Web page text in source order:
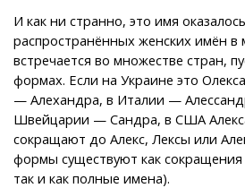
И как ни странно, это имя
распространённых женских имён в
встречается во множестве стран,
формах. Если на Украине это
— Алехандра, в Италии —
Швейцарии — Сандра, в США
сокращают до Алекс, Лексы или
формы существуют как
так и как полные имена).